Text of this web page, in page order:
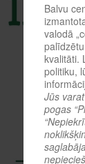
Balvu
valodā
kvalitāti.
politiku,
Jūs
pogas